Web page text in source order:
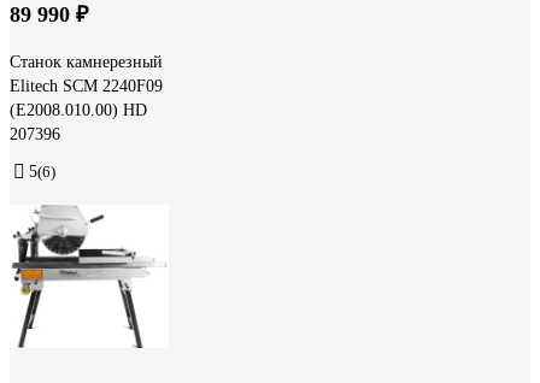
89 990 ₽
Станок камнерезный
Elitech SCM 2240F09
(E2008.010.00) HD
207396
5(6)